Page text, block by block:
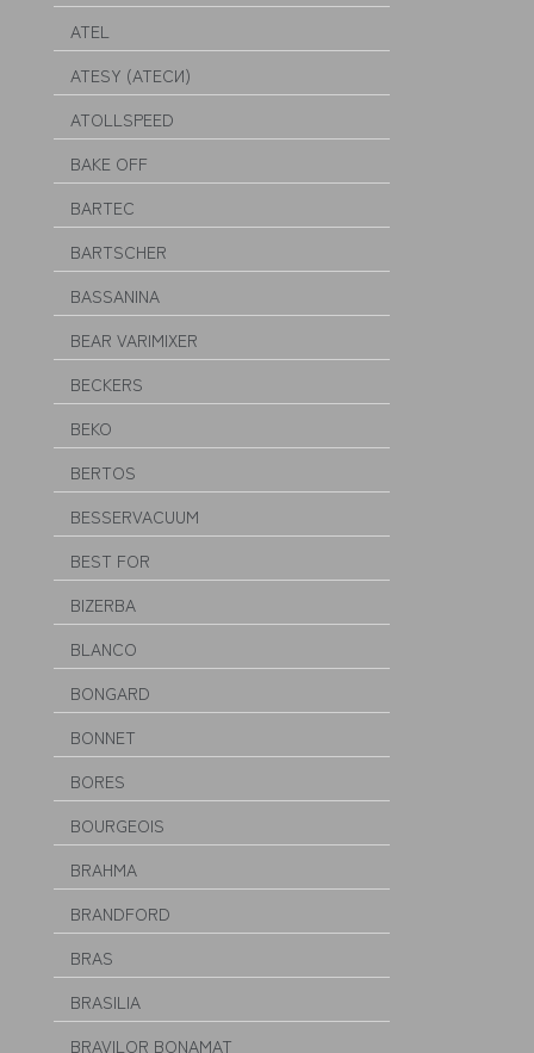
ATEL
ATESY (АТЕСИ)
ATOLLSPEED
BAKE OFF
BARTEC
BARTSCHER
BASSANINA
BEAR VARIMIXER
BECKERS
BEKO
BERTOS
BESSERVACUUM
BEST FOR
BIZERBA
BLANCO
BONGARD
BONNET
BORES
BOURGEOIS
BRAHMA
BRANDFORD
BRAS
BRASILIA
BRAVILOR BONAMAT